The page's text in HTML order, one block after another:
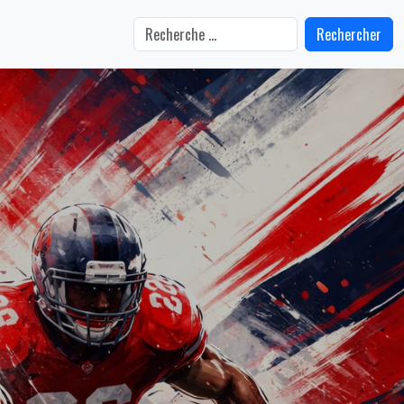
Rechercher